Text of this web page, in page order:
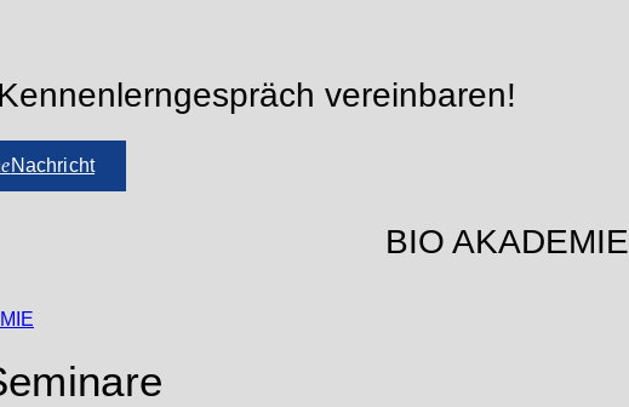
vereinbaren!
Nachricht
BIO AKADEMIE